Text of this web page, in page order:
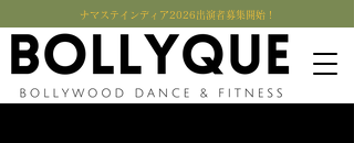
​ナマステインディア2026出演者募集開始！